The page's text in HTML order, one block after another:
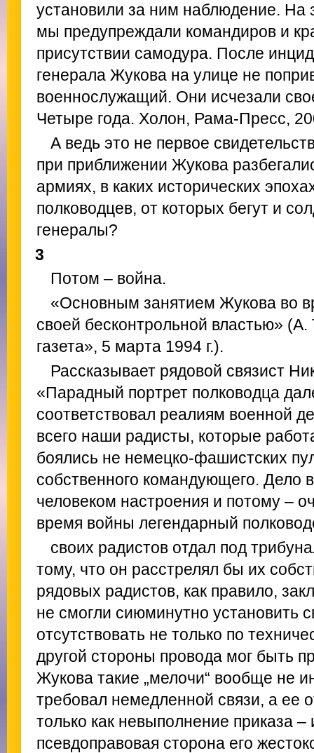
установили за ним наблюдение. На
мы предупреждали командиров и
присутствии самодура. После
генерала Жукова на улице не
военнослужащий. Они исчезали
Четыре года. Холон, Рама-Пресс,
А ведь это не первое
при приближении Жукова
армиях, в каких исторических
полководцев, от которых бегут и
генералы?
3
Потом – война.
«Основным занятием Жукова во
своей бесконтрольной властью»
газета», 5 марта 1994 г.).
Рассказывает рядовой связист
«Парадный портрет полководца
соответствовал реалиям военной
всего наши радисты, которые
боялись не немецко-фашистских
собственного командующего. Дело
человеком настроения и потому –
время войны легендарный
своих радистов отдал под
тому, что он расстрелял бы их
рядовых радистов, как правило,
не смогли сиюминутно установить
отсутствовать не только по
другой стороны провода мог быть
Жукова такие „мелочи“ вообще не
требовал немедленной связи, а ее
только как невыполнение приказа
псевдоправовая сторона его